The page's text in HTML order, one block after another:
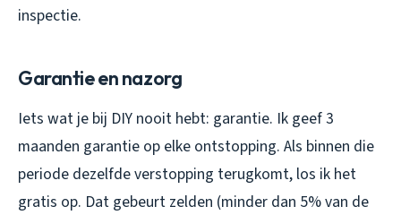
inspectie.
Garantie en nazorg
Iets wat je bij DIY nooit hebt: garantie. Ik geef 3
maanden garantie op elke ontstopping. Als binnen die
periode dezelfde verstopping terugkomt, los ik het
gratis op. Dat gebeurt zelden (minder dan 5% van de